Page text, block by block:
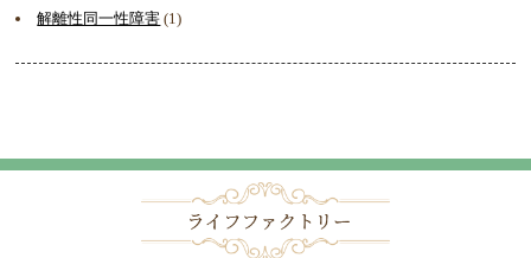
解離性同一性障害 (1)